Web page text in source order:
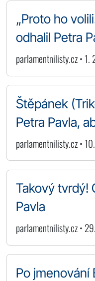
„Proto ho
odhalil Petra
parlamentnilisty.cz •
Štěpánek
Petra Pavla,
parlamentnilisty.cz •
Takový tvrdý!
Pavla
parlamentnilisty.cz •
Po jmenování